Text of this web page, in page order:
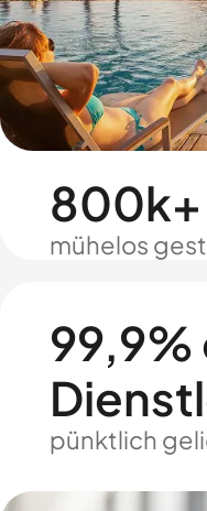
800k+
mühelos
99,9%
pünktlich